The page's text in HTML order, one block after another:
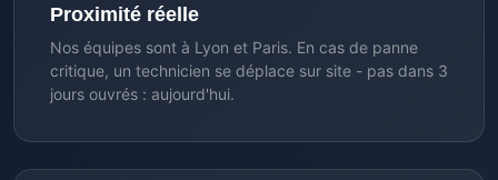
Proximité réelle
Nos équipes sont à Lyon et Paris. En cas de panne
critique, un technicien se déplace sur site - pas dans 3
jours ouvrés : aujourd'hui.